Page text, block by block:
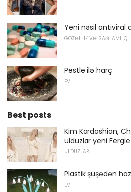
Yeni nəsil antiviral
GÖZƏLLIK VƏ SAĞLAMLIQ
Pestle ilə harç
EVI
Best posts
Kim Kardashian,
ulduzlar yeni
ULDUZLAR
Plastik şüşədən
EVI